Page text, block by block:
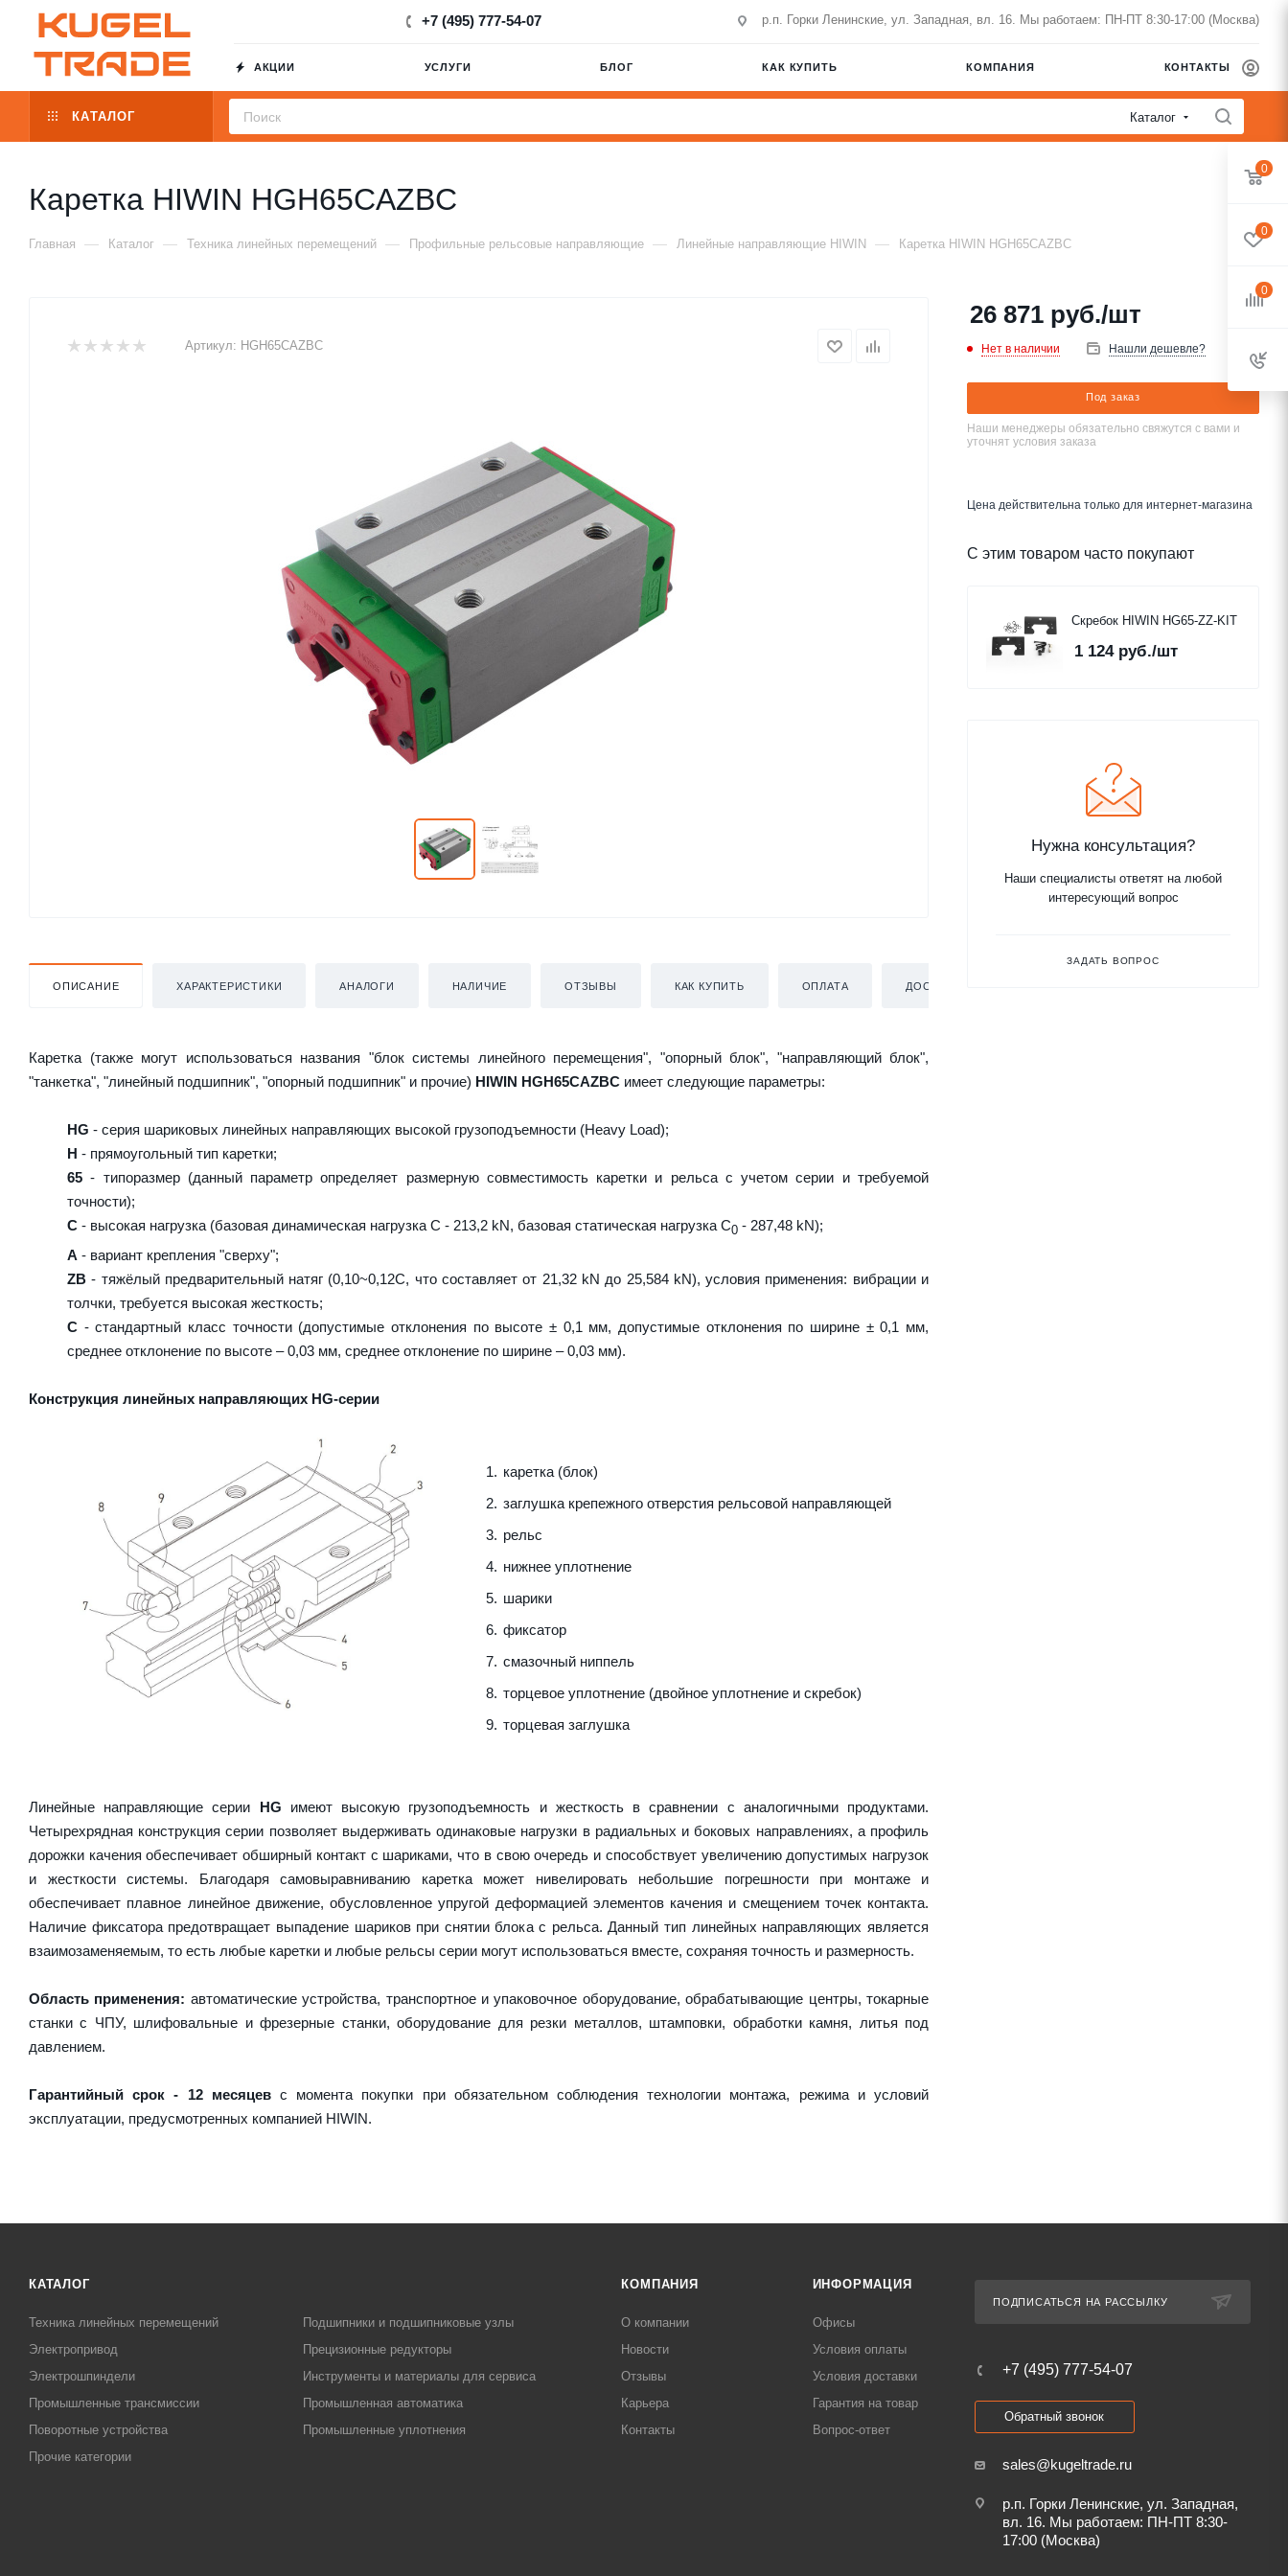
+7 (495) 777-54-07 р.п. Горки Ленинские, ул. Западная, вл. 16. Мы работаем: ПН-ПТ 8:30-17:00 (Москва)
АКЦИИ УСЛУГИ БЛОГ КАК КУПИТЬ КОМПАНИЯ КОНТАКТЫ
КАТАЛОГ Каталог
Каретка HIWIN HGH65CAZBC
Главная — Каталог — Техника линейных перемещений — Профильные рельсовые направляющие — Линейные направляющие HIWIN — Каретка HIWIN HGH65CAZBC
Артикул: HGH65CAZBC
ОПИСАНИЕ ХАРАКТЕРИСТИКИ АНАЛОГИ НАЛИЧИЕ ОТЗЫВЫ КАК КУПИТЬ ОПЛАТА ДОСТАВКА
Каретка (также могут использоваться названия "блок системы линейного перемещения", "опорный блок", "направляющий блок",
"танкетка", "линейный подшипник", "опорный подшипник" и прочие) HIWIN HGH65CAZBC имеет следующие параметры:
HG - серия шариковых линейных направляющих высокой грузоподъемности (Heavy Load);
H - прямоугольный тип каретки;
65 - типоразмер (данный параметр определяет размерную совместимость каретки и рельса с учетом серии и требуемой
точности);
C - высокая нагрузка (базовая динамическая нагрузка C - 213,2 kN, базовая статическая нагрузка С0 - 287,48 kN);
A - вариант крепления "сверху";
ZB - тяжёлый предварительный натяг (0,10~0,12C, что составляет от 21,32 kN до 25,584 kN), условия применения: вибрации и
толчки, требуется высокая жесткость;
C - стандартный класс точности (допустимые отклонения по высоте ± 0,1 мм, допустимые отклонения по ширине ± 0,1 мм,
среднее отклонение по высоте – 0,03 мм, среднее отклонение по ширине – 0,03 мм).
Конструкция линейных направляющих HG-серии
каретка (блок)
заглушка крепежного отверстия рельсовой направляющей
рельс
нижнее уплотнение
шарики
фиксатор
смазочный ниппель
торцевое уплотнение (двойное уплотнение и скребок)
торцевая заглушка
Линейные направляющие серии HG имеют высокую грузоподъемность и жесткость в сравнении с аналогичными продуктами.
Четырехрядная конструкция серии позволяет выдерживать одинаковые нагрузки в радиальных и боковых направлениях, а профиль
дорожки качения обеспечивает обширный контакт с шариками, что в свою очередь и способствует увеличению допустимых нагрузок
и жесткости системы. Благодаря самовыравниванию каретка может нивелировать небольшие погрешности при монтаже и
обеспечивает плавное линейное движение, обусловленное упругой деформацией элементов качения и смещением точек контакта.
Наличие фиксатора предотвращает выпадение шариков при снятии блока с рельса. Данный тип линейных направляющих является
взаимозаменяемым, то есть любые каретки и любые рельсы серии могут использоваться вместе, сохраняя точность и размерность.
Область применения: автоматические устройства, транспортное и упаковочное оборудование, обрабатывающие центры, токарные
станки с ЧПУ, шлифовальные и фрезерные станки, оборудование для резки металлов, штамповки, обработки камня, литья под
давлением.
Гарантийный срок - 12 месяцевс момента покупки при обязательном соблюдения технологии монтажа, режима и условий
эксплуатации, предусмотренных компанией HIWIN.
26 871 руб./шт
Нет в наличии Нашли дешевле?
Под заказ
Наши менеджеры обязательно свяжутся с вами и
уточнят условия заказа
Цена действительна только для интернет-магазина
С этим товаром часто покупают
Скребок HIWIN HG65-ZZ-KIT
1 124руб./шт
Нужна консультация?
Наши специалисты ответят на любой
интересующий вопрос
ЗАДАТЬ ВОПРОС
КАТАЛОГ
Техника линейных перемещений
Подшипники и подшипниковые узлы
Электропривод
Прецизионные редукторы
Электрошпиндели
Инструменты и материалы для сервиса
Промышленные трансмиссии
Промышленная автоматика
Поворотные устройства
Промышленные уплотнения
Прочие категории
КОМПАНИЯ
О компании
Новости
Отзывы
Карьера
Контакты
ИНФОРМАЦИЯ
Офисы
Условия оплаты
Условия доставки
Гарантия на товар
Вопрос-ответ
ПОДПИСАТЬСЯ НА РАССЫЛКУ
+7 (495) 777-54-07
Обратный звонок
sales@kugeltrade.ru
р.п. Горки Ленинские, ул. Западная,
вл. 16. Мы работаем: ПН-ПТ 8:30-
17:00 (Москва)
0
0
0